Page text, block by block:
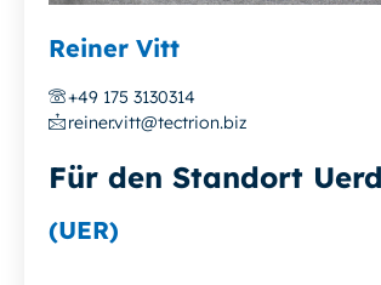
Reiner Vitt
+49 175 3130314
reiner.vitt@tectrion.biz
Für den Standort
(UER)